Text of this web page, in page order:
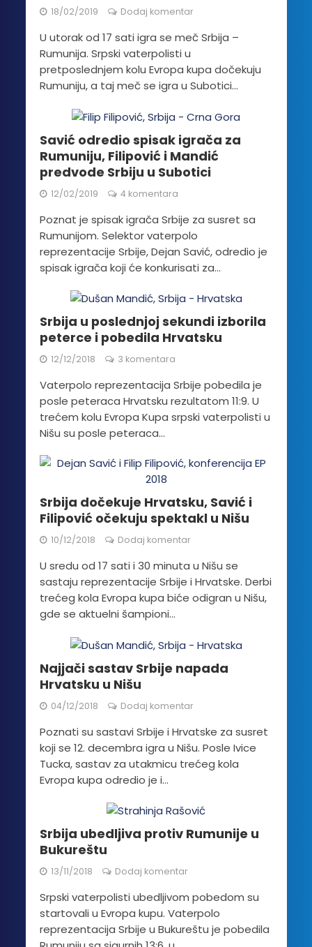
18/02/2019 Dodaj komentar
U utorak od 17 sati igra se meč Srbija –
Rumunija. Srpski vaterpolisti u
pretposlednjem kolu Evropa kupa dočekuju
Rumuniju, a taj meč se igra u Subotici...
Savić odredio spisak igrača za
Rumuniju, Filipović i Mandić
predvode Srbiju u Subotici
12/02/2019 4 komentara
Poznat je spisak igrača Srbije za susret sa
Rumunijom. Selektor vaterpolo
reprezentacije Srbije, Dejan Savić, odredio je
spisak igrača koji će konkurisati za...
Srbija u poslednjoj sekundi izborila
peterce i pobedila Hrvatsku
12/12/2018 3 komentara
Vaterpolo reprezentacija Srbije pobedila je
posle peteraca Hrvatsku rezultatom 11:9. U
trećem kolu Evropa Kupa srpski vaterpolisti u
Nišu su posle peteraca...
Srbija dočekuje Hrvatsku, Savić i
Filipović očekuju spektakl u Nišu
10/12/2018 Dodaj komentar
U sredu od 17 sati i 30 minuta u Nišu se
sastaju reprezentacije Srbije i Hrvatske. Derbi
trećeg kola Evropa kupa biće odigran u Nišu,
gde se aktuelni šampioni...
Najjači sastav Srbije napada
Hrvatsku u Nišu
04/12/2018 Dodaj komentar
Poznati su sastavi Srbije i Hrvatske za susret
koji se 12. decembra igra u Nišu. Posle Ivice
Tucka, sastav za utakmicu trećeg kola
Evropa kupa odredio je i...
Srbija ubedljiva protiv Rumunije u
Bukureštu
13/11/2018 Dodaj komentar
Srpski vaterpolisti ubedljivom pobedom su
startovali u Evropa kupu. Vaterpolo
reprezentacija Srbije u Bukureštu je pobedila